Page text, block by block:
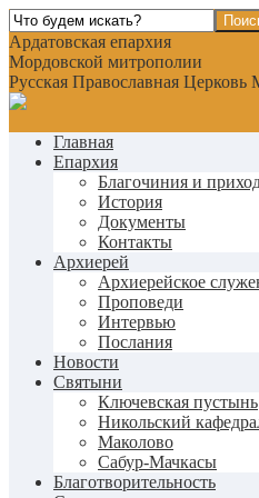
Ардатовская епархия
Мордовской митрополии
Русская Православная Церковь
Главная
Епархия
Благочиния и
История
Документы
Контакты
Архиерей
Архиерейское
Проповеди
Интервью
Послания
Новости
Святыни
Ключевская пустынь
Никольский
Маколово
Сабур-Мачкасы
Благотворительность